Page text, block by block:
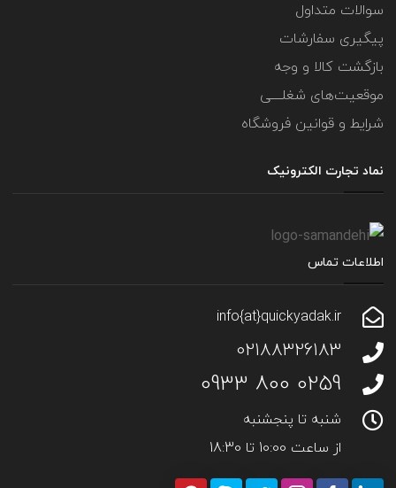
سوالات متداول
پیگیری سفارشات
بازگشت کالا و وجه
موقعیت‌های شغلــــی
شرایط و قوانین فروشگاه
نماد تجارت الکترونیک
اطلاعات تماس
info{at}quickyadak.ir
02188326183
0259 800 0933
شنبه تا پنجشنبه
از ساعت 10:00 تا 18:30